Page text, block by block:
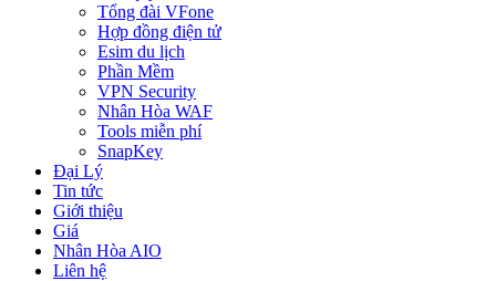
Tổng đài VFone
Hợp đồng điện tử
Esim du lịch
Phần Mềm
VPN Security
Nhân Hòa WAF
Tools miễn phí
SnapKey
Đại Lý
Tin tức
Giới thiệu
Giá
Nhân Hòa AIO
Liên hệ